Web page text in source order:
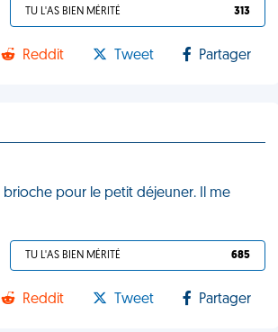
TU L'AS BIEN MÉRITÉ 313
Reddit Tweet Partager
pour le petit déjeuner. Il me
TU L'AS BIEN MÉRITÉ 685
Reddit Tweet Partager